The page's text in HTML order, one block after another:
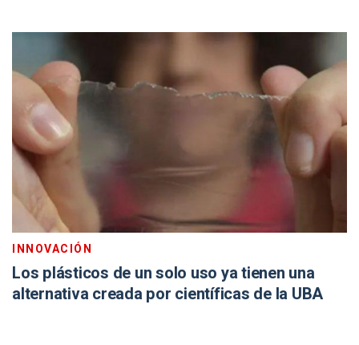
INNOVACIÓN
Los plásticos de un solo uso ya tienen una
alternativa creada por científicas de la UBA